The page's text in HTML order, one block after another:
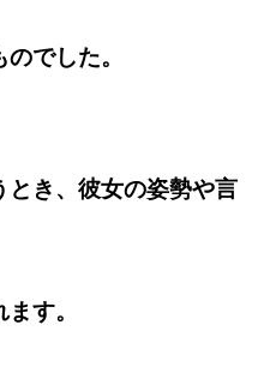
でした。
とき、彼女の姿勢や言
す。